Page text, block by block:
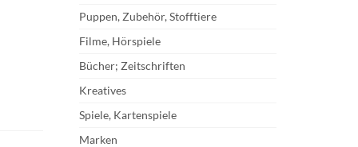
Puppen, Zubehör, Stofftiere
Filme, Hörspiele
Bücher; Zeitschriften
Kreatives
Spiele, Kartenspiele
Marken